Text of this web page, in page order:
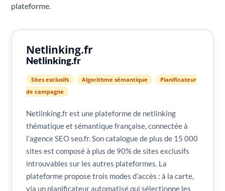
plateforme.
Netlinking.fr
Netlinking.fr
Sites exclusifs Algorithme sémantique
Planificateur
de campagne
Netlinking.fr est une plateforme de netlinking
thématique et sémantique française, connectée à
l’agence SEO seo.fr. Son catalogue de plus de 15 000
sites est composé à plus de 90% de sites exclusifs
introuvables sur les autres plateformes. La
plateforme propose trois modes d’accès : à la carte,
via un planificateur automatisé qui sélectionne les